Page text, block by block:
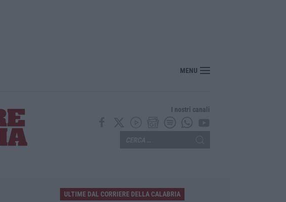
Entra nel terreno e ruba dodici galline nel Crotonese, denunciato per furto
MENU
I nostri canali
ULTIME DAL CORRIERE DELLA CALABRIA